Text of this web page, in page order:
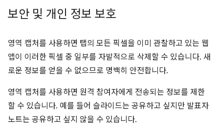
보안 및 개인 정보 보호
영역 캡처를 사용하면 탭의 모든 픽셀을 이미 관찰하고 있는 웹
앱이 이러한 픽셀 중 일부를 자발적으로 삭제할 수 있습니다. 새
로운 정보를 얻을 수 없으므로 명백히 안전합니다.
영역 캡처를 사용하면 원격 참여자에게 전송되는 정보를 제한
할 수 있습니다. 예를 들어 슬라이드는 공유하고 싶지만 발표자
노트는 공유하고 싶지 않을 수 있습니다.